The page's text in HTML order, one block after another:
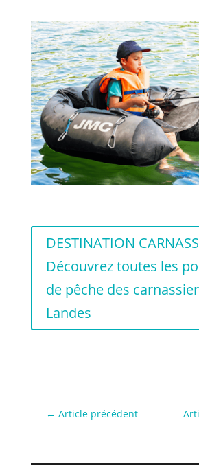
DESTINATION
Découvrez toutes les
de pêche des
Landes
←Article précédent